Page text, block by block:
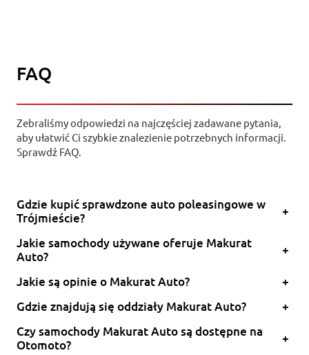
FAQ
Zebraliśmy odpowiedzi na najczęściej zadawane pytania,
aby ułatwić Ci szybkie znalezienie potrzebnych informacji.
Sprawdź FAQ.
Gdzie kupić sprawdzone auto poleasingowe w
Trójmieście?
+
Jakie samochody używane oferuje Makurat
Auto?
+
Jakie są opinie o Makurat Auto?
+
Gdzie znajdują się oddziały Makurat Auto?
+
Czy samochody Makurat Auto są dostępne na
Otomoto?
+